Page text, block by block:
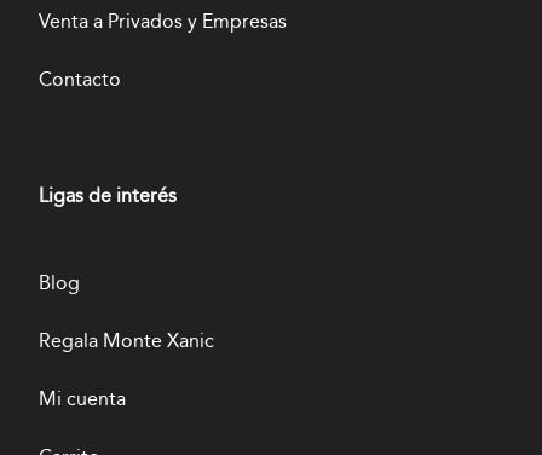
Venta a Privados y Empresas
Contacto
Ligas de interés
Blog
Regala Monte Xanic
Mi cuenta